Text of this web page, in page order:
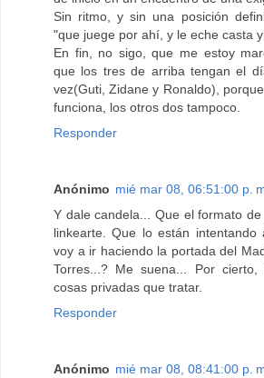
Sin ritmo, y sin una posición
"que juege por ahí, y le eche casta y
En fin, no sigo, que me estoy
que los tres de arriba tengan el
vez(Guti, Zidane y Ronaldo),
funciona, los otros dos tampoco.
Responder
Anónimo mié mar 08, 06:51:00 p.
Y dale candela... Que el formato
linkearte. Que lo están intentando
voy a ir haciendo la portada del
Torres...? Me suena... Por
cosas privadas que tratar.
Responder
Anónimo mié mar 08, 08:41:00 p.